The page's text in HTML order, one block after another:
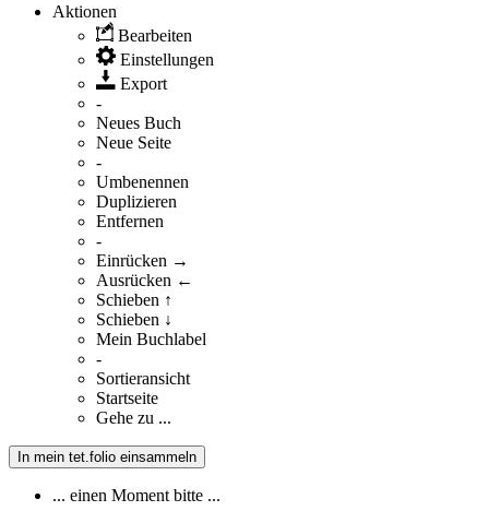
Aktionen
Bearbeiten
Einstellungen
Export
-
Neues Buch
Neue Seite
-
Umbenennen
Duplizieren
Entfernen
-
Einrücken →
Ausrücken ←
Schieben ↑
Schieben ↓
Mein Buchlabel
-
Sortieransicht
Startseite
Gehe zu ...
In mein tet.folio einsammeln
... einen Moment bitte ...